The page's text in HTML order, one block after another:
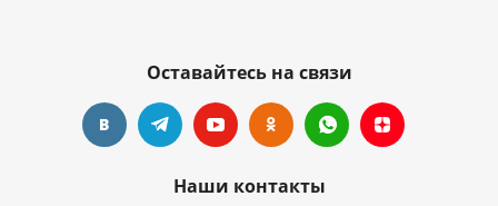
Оставайтесь на связи
Наши контакты